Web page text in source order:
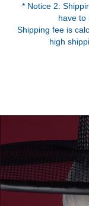
* Notice 2:
have to
Shipping fee is
high